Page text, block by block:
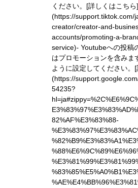
ください。 [詳しくはこちら]
(https://support.tiktok.com/
creator/creator-and-
accounts/promoting-a-
service)- Youtubeへの投稿
はプロモーションを含みま
ように設定してください。
(https://
54235?
82%AF%E3%83%88-